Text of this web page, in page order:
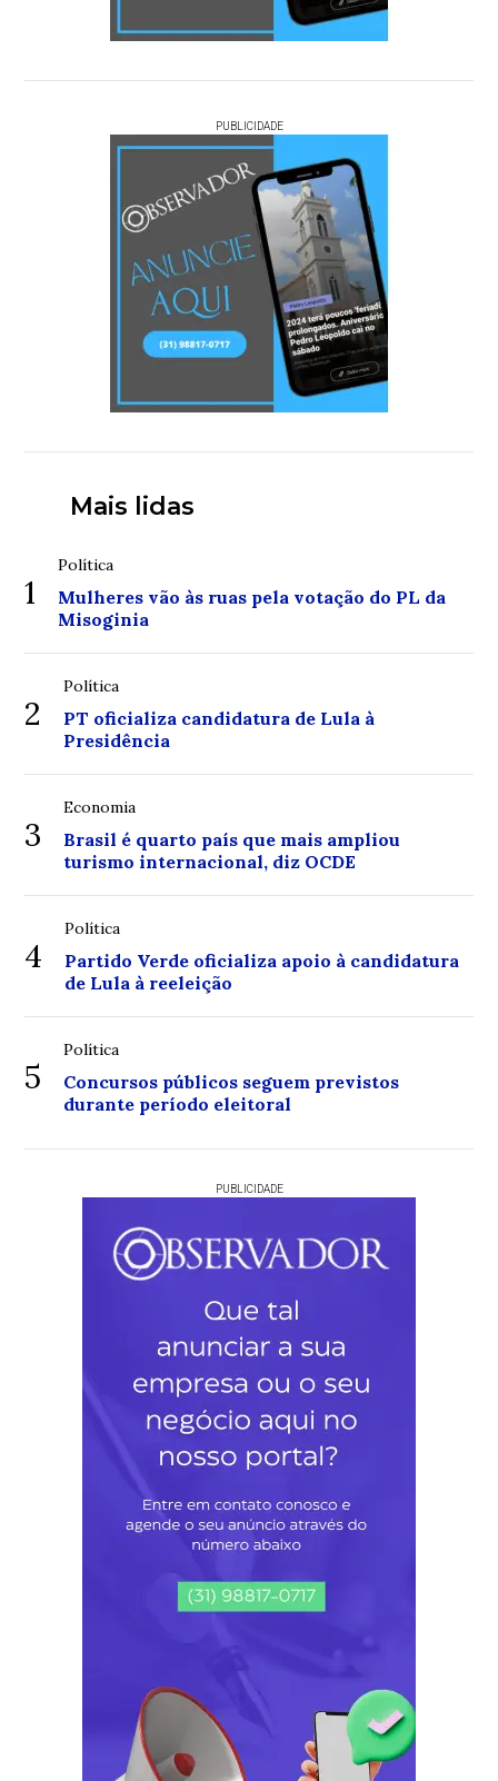
PUBLICIDADE
Mais lidas
1
Política
Mulheres vão às ruas pela votação do PL da
Misoginia
2
Política
PT oficializa candidatura de Lula à
Presidência
3
Economia
Brasil é quarto país que mais ampliou
turismo internacional, diz OCDE
4
Política
Partido Verde oficializa apoio à candidatura
de Lula à reeleição
5
Política
Concursos públicos seguem previstos
durante período eleitoral
PUBLICIDADE